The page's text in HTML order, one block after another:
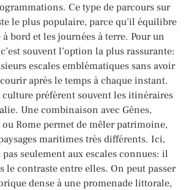
Ce type de parcours sur
le plus populaire, parce qu’il équilibre
bord et les journées à terre. Pour un
souvent l’option la plus rassurante:
escales emblématiques sans avoir
après le temps à chaque instant.
culture préfèrent souvent les itinéraires
Une combinaison avec Gênes,
ou Rome permet de mêler patrimoine,
maritimes très différents. Ici,
seulement aux escales connues: il
le contraste entre elles. On peut passer
dense à une promenade littorale,